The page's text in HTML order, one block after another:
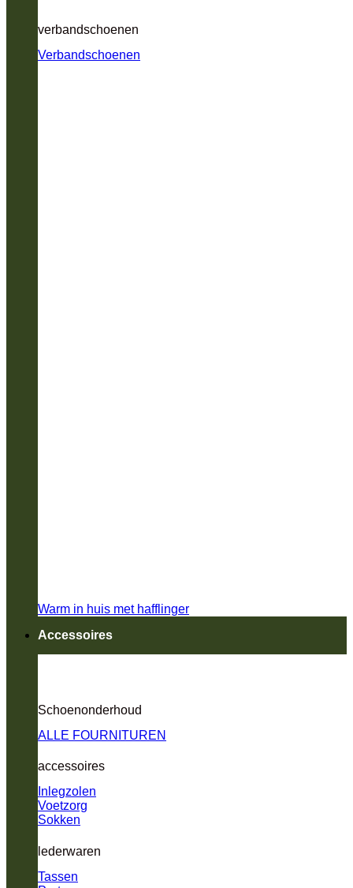
verbandschoenen
Verbandschoenen
Warm in huis met hafflinger
Accessoires
Schoenonderhoud
ALLE FOURNITUREN
accessoires
Inlegzolen
Voetzorg
Sokken
lederwaren
Tassen